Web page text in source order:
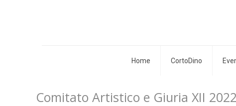
Home CortoDino
Comitato Artistico e Giuria XII 2022